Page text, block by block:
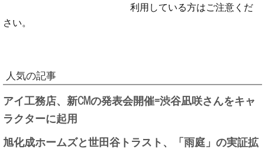
利用している方はご注意くだ
さい。
人気の記事
アイ工務店、新CMの発表会開催=渋谷凪咲さんをキャ
ラクターに起用
旭化成ホームズと世田谷トラスト、「雨庭」の実証拡